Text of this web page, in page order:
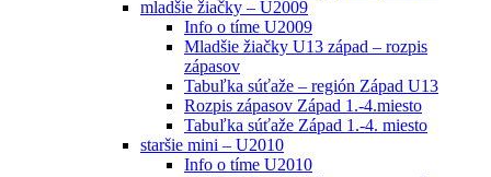
mladšie žiačky – U2009
Info o tíme U2009
Mladšie žiačky U13 západ – rozpis
zápasov
Tabuľka súťaže – región Západ U13
Rozpis zápasov Západ 1.-4.miesto
Tabuľka súťaže Západ 1.-4. miesto
staršie mini – U2010
Info o tíme U2010